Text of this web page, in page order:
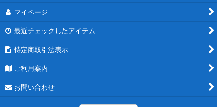
マイページ
最近チェックしたアイテム
特定商取引法表示
ご利用案内
お問い合わせ